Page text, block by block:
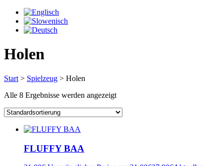
Holen
Start > Spielzeug > Holen
Alle 8 Ergebnisse werden angezeigt
FLUFFY BAA